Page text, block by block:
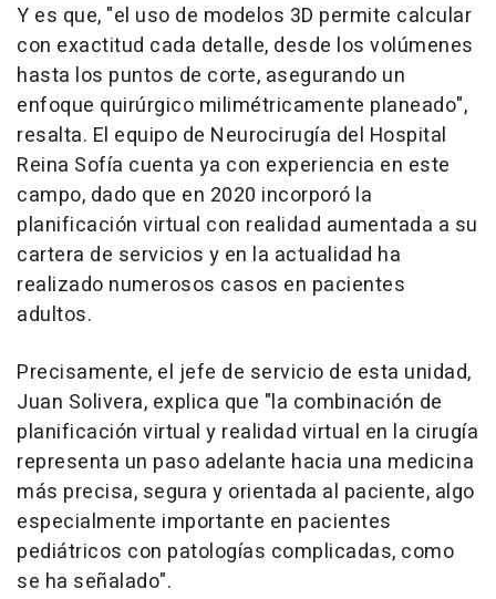
Y es que, "el uso de modelos 3D permite calcular
con exactitud cada detalle, desde los volúmenes
hasta los puntos de corte, asegurando un
enfoque quirúrgico milimétricamente planeado",
resalta. El equipo de Neurocirugía del Hospital
Reina Sofía cuenta ya con experiencia en este
campo, dado que en 2020 incorporó la
planificación virtual con realidad aumentada a su
cartera de servicios y en la actualidad ha
realizado numerosos casos en pacientes
adultos.
Precisamente, el jefe de servicio de esta unidad,
Juan Solivera, explica que "la combinación de
planificación virtual y realidad virtual en la cirugía
representa un paso adelante hacia una medicina
más precisa, segura y orientada al paciente, algo
especialmente importante en pacientes
pediátricos con patologías complicadas, como
se ha señalado".